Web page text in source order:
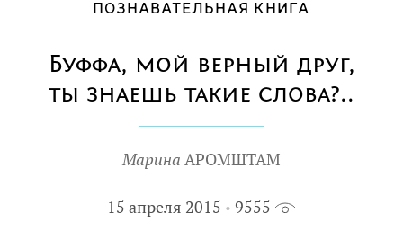
ПОЗНАВАТЕЛЬНАЯ КНИГА
Буффа, мой верный друг,
ты знаешь такие слова?..
Марина АРОМШТАМ
15 апреля 2015 9555